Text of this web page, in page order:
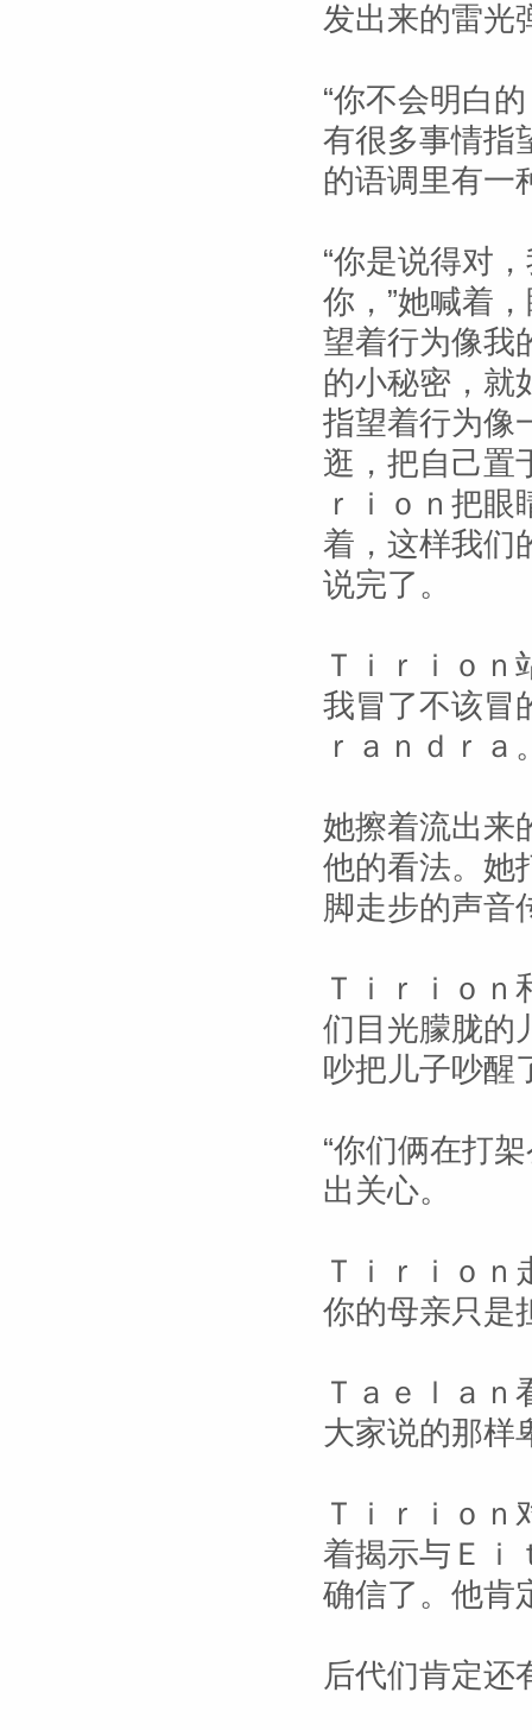
发出来的雷光
“你不会明白
有很多事情指
的语调里有一
“你是说得对
你，”她喊着
望着行为像我
的小秘密，就
指望着行为像
逛，把自己置
ｒｉｏｎ把
着，这样我们
说完了。
Ｔｉｒｉｏｎ
我冒了不该冒
ｒａｎｄｒ
她擦着流出来
他的看法。她
脚走步的声音
Ｔｉｒｉｏ
们目光朦胧的
吵把儿子吵醒
“你们俩在打
出关心。
Ｔｉｒｉｏｎ
你的母亲只是
Ｔａｅｌａｎ
大家说的那样
Ｔｉｒｉｏ
着揭示与Ｅｉ
确信了。他肯
后代们肯定还